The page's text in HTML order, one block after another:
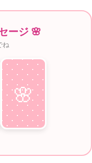
ージ 🌸
ね
🌸
♥